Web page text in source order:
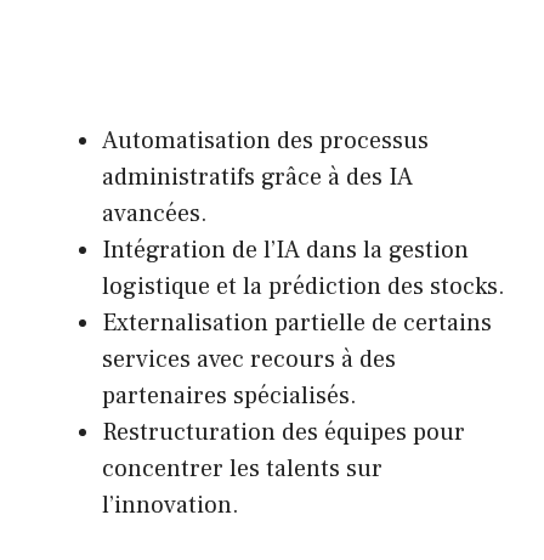
Automatisation des processus
administratifs grâce à des IA
avancées.
Intégration de l’IA dans la gestion
logistique et la prédiction des stocks.
Externalisation partielle de certains
services avec recours à des
partenaires spécialisés.
Restructuration des équipes pour
concentrer les talents sur
l’innovation.